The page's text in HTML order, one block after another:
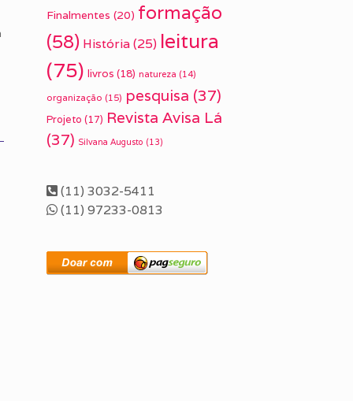
Finalmentes (20) formação
(58) História(25) leitura
(75) livros (18) natureza (14)
organização (15) pesquisa (37)
Projeto (17) Revista Avisa Lá
(37) Silvana Augusto (13)
(11) 3032-5411
(11) 97233-0813